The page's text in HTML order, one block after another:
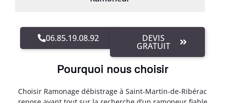
06.85.19.08.92 DEVIS
GRATUIT
Pourquoi nous choisir
Choisir Ramonage débistrage à Saint-Martin-de-Ribérac